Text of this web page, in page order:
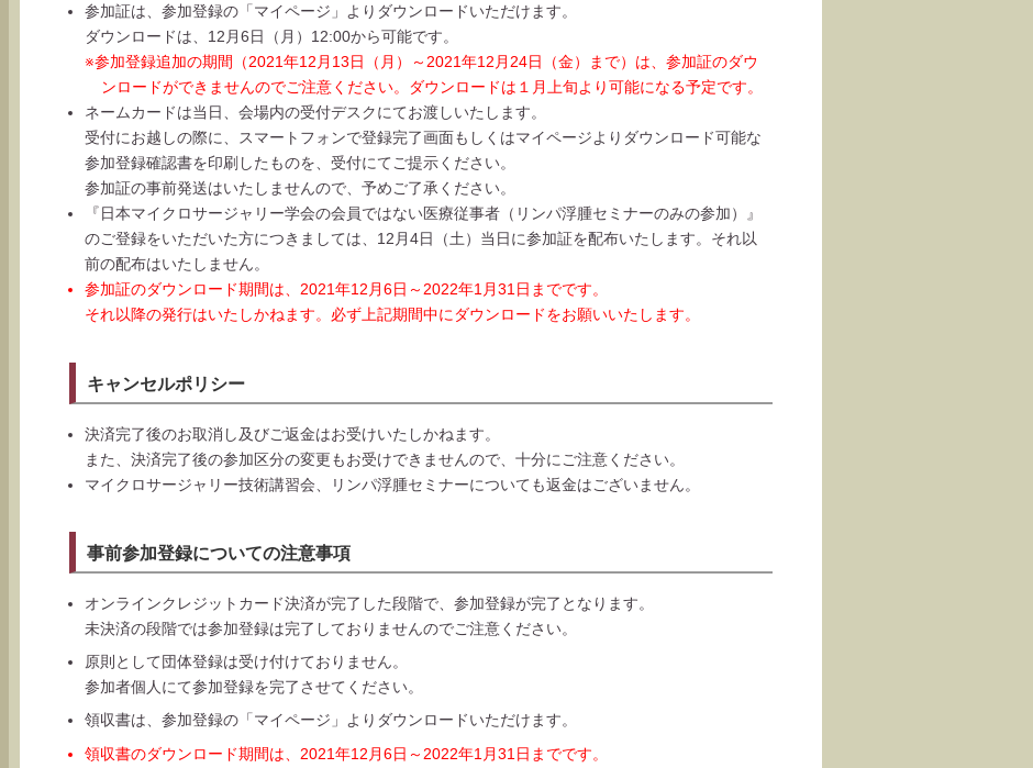
参加証は、参加登録の「マイページ」よりダウンロードいただけます。
ダウンロードは、12月6日（月）12:00から可能です。
※参加登録追加の期間（2021年12月13日（月）～2021年12月24日（金）まで）は、参加証のダウ
ンロードができませんのでご注意ください。ダウンロードは１月上旬より可能になる予定です。
ネームカードは当日、会場内の受付デスクにてお渡しいたします。
受付にお越しの際に、スマートフォンで登録完了画面もしくはマイページよりダウンロード可能な
参加登録確認書を印刷したものを、受付にてご提示ください。
参加証の事前発送はいたしませんので、予めご了承ください。
『日本マイクロサージャリー学会の会員ではない医療従事者（リンパ浮腫セミナーのみの参加）』
のご登録をいただいた方につきましては、12月4日（土）当日に参加証を配布いたします。それ以
前の配布はいたしません。
参加証のダウンロード期間は、2021年12月6日～2022年1月31日までです。
それ以降の発行はいたしかねます。必ず上記期間中にダウンロードをお願いいたします。
キャンセルポリシー
決済完了後のお取消し及びご返金はお受けいたしかねます。
また、決済完了後の参加区分の変更もお受けできませんので、十分にご注意ください。
マイクロサージャリー技術講習会、リンパ浮腫セミナーについても返金はございません。
事前参加登録についての注意事項
オンラインクレジットカード決済が完了した段階で、参加登録が完了となります。
未決済の段階では参加登録は完了しておりませんのでご注意ください。
原則として団体登録は受け付けておりません。
参加者個人にて参加登録を完了させてください。
領収書は、参加登録の「マイページ」よりダウンロードいただけます。
領収書のダウンロード期間は、2021年12月6日～2022年1月31日までです。